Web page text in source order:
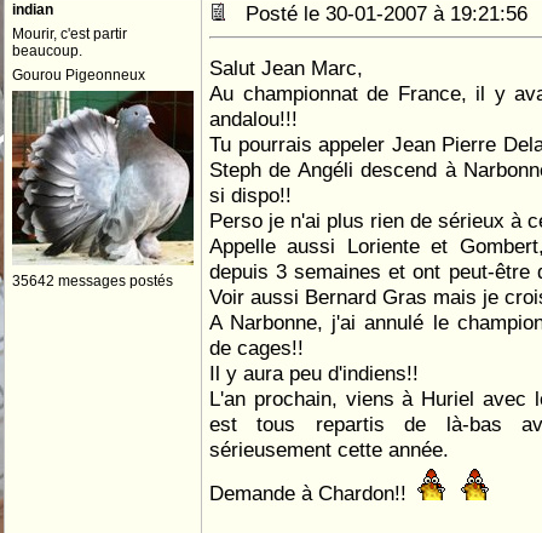
indian
Mourir, c'est partir
beaucoup.
Gourou Pigeonneux
35642 messages postés
Posté le 30-01-2007 à
Salut Jean Marc,
Au championnat de France, il y
andalou!!!
Tu pourrais appeler Jean Pierre
Steph de Angéli descend à
si dispo!!
Perso je n'ai plus rien de sérieux à
Appelle aussi Loriente et
depuis 3 semaines et ont peut-être
Voir aussi Bernard Gras mais je
A Narbonne, j'ai annulé le
de cages!!
Il y aura peu d'indiens!!
L'an prochain, viens à Huriel avec
est tous repartis de là-bas
sérieusement cette année.
Demande à Chardon!!